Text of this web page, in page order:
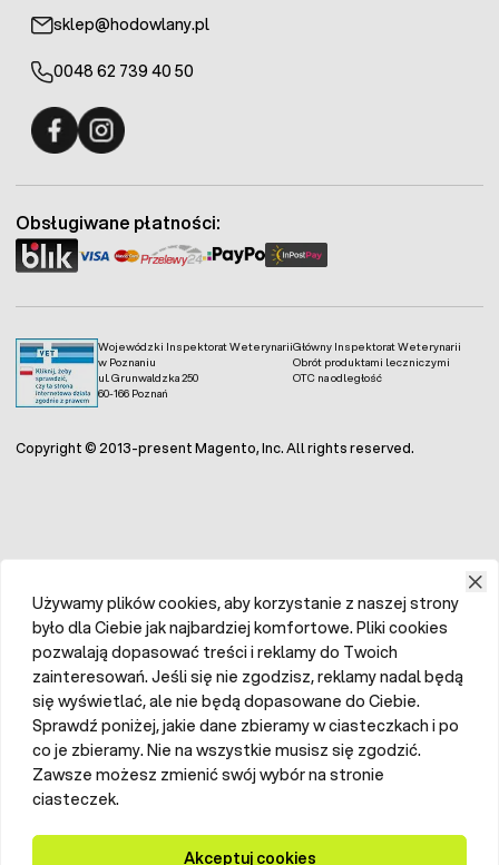
sklep@hodowlany.pl
0048 62 739 40 50
Wojewódzki Inspektorat Weterynarii
w Poznaniu
ul. Grunwaldzka 250
60-166 Poznań
Główny Inspektorat Weterynarii
Obrót produktami leczniczymi
OTC na odległość
Obsługiwane płatności:
Copyright © 2013-present Magento, Inc. All rights reserved.
Używamy plików cookies, aby korzystanie z naszej strony
było dla Ciebie jak najbardziej komfortowe. Pliki cookies
pozwalają dopasować treści i reklamy do Twoich
zainteresowań. Jeśli się nie zgodzisz, reklamy nadal będą
się wyświetlać, ale nie będą dopasowane do Ciebie.
Sprawdź poniżej, jakie dane zbieramy w ciasteczkach i po
co je zbieramy. Nie na wszystkie musisz się zgodzić.
Zawsze możesz zmienić swój wybór na stronie
ciasteczek.
Akceptuj cookies